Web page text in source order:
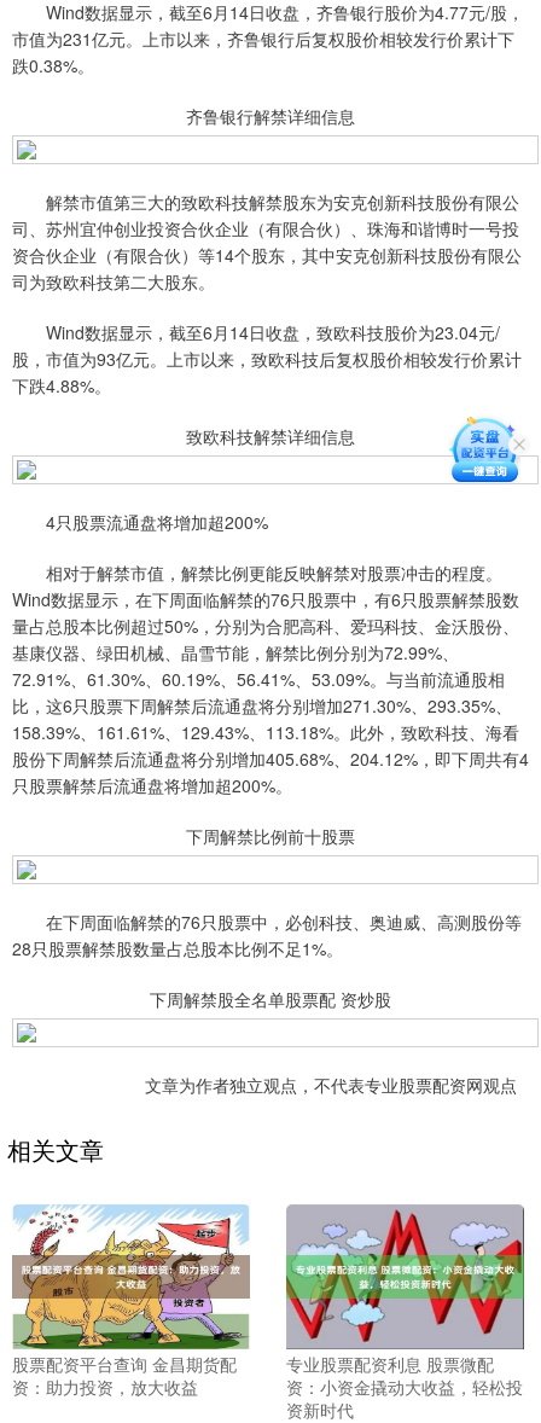
Wind数据显示，截至6月14日收盘，齐鲁银行股价为4.77元/股，
市值为231亿元。上市以来，齐鲁银行后复权股价相较发行价累计下
跌0.38%。
齐鲁银行解禁详细信息
解禁市值第三大的致欧科技解禁股东为安克创新科技股份有限公
司、苏州宜仲创业投资合伙企业（有限合伙）、珠海和谐博时一号投
资合伙企业（有限合伙）等14个股东，其中安克创新科技股份有限公
司为致欧科技第二大股东。
Wind数据显示，截至6月14日收盘，致欧科技股价为23.04元/
股，市值为93亿元。上市以来，致欧科技后复权股价相较发行价累计
下跌4.88%。
致欧科技解禁详细信息
4只股票流通盘将增加超200%
相对于解禁市值，解禁比例更能反映解禁对股票冲击的程度。
Wind数据显示，在下周面临解禁的76只股票中，有6只股票解禁股数
量占总股本比例超过50%，分别为合肥高科、爱玛科技、金沃股份、
基康仪器、绿田机械、晶雪节能，解禁比例分别为72.99%、
72.91%、61.30%、60.19%、56.41%、53.09%。与当前流通股相
比，这6只股票下周解禁后流通盘将分别增加271.30%、293.35%、
158.39%、161.61%、129.43%、113.18%。此外，致欧科技、海看
股份下周解禁后流通盘将分别增加405.68%、204.12%，即下周共有4
只股票解禁后流通盘将增加超200%。
下周解禁比例前十股票
在下周面临解禁的76只股票中，必创科技、奥迪威、高测股份等
28只股票解禁股数量占总股本比例不足1%。
下周解禁股全名单股票配 资炒股
文章为作者独立观点，不代表专业股票配资网观点
相关文章
股票配资平台查询 金昌期货配
资：助力投资，放大收益
专业股票配资利息 股票微配
资：小资金撬动大收益，轻松投
资新时代